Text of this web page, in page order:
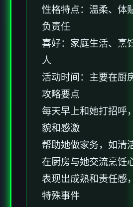
性格特点：温柔、体
负责任
喜好：家庭生活、烹
人
活动时间：主要在厨
攻略要点
每天早上和她打招呼
貌和感激
帮助她做家务，如清
在厨房与她交流烹饪
表现出成熟和责任感
特殊事件